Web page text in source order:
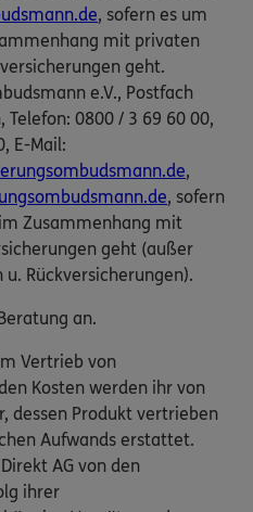
, sofern es um
mit privaten
geht.
e.V., Postfach
Telefon: 0800 / 3 69 60 00,
E-Mail:
,
, sofern
Zusammenhang mit
geht (außer
Rückversicherungen).
an.
Vertrieb von
Kosten werden ihr von
dessen Produkt vertrieben
Aufwands erstattet.
AG von den
ihrer